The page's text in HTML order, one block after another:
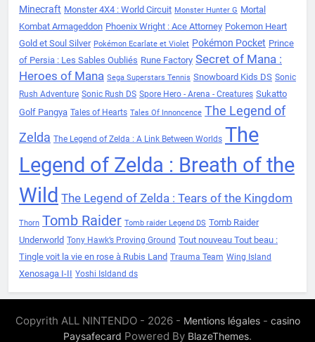
Minecraft Monster 4X4 : World Circuit Monster Hunter G Mortal
Kombat Armageddon Phoenix Wright : Ace Attorney Pokemon Heart
Gold et Soul Silver Pokémon Ecarlate et Violet Pokémon Pocket Prince
of Persia : Les Sables Oubliés Rune Factory Secret of Mana :
Heroes of Mana Sega Superstars Tennis Snowboard Kids DS Sonic
Rush Adventure Sonic Rush DS Spore Hero - Arena - Creatures Sukatto
Golf Pangya Tales of Hearts Tales Of Innoncence The Legend of
Zelda The Legend of Zelda : A Link Between Worlds The
Legend of Zelda : Breath of the
Wild The Legend of Zelda : Tears of the Kingdom
Thorn Tomb Raider Tomb raider Legend DS Tomb Raider
Underworld Tony Hawk’s Proving Ground Tout nouveau Tout beau :
Tingle voit la vie en rose à Rubis Land Trauma Team Wing Island
Xenosaga I-II Yoshi Isldand ds
Copyrith ALL NINTENDO - 2026 - Mentions légales- casino
Paysafecard Powered By BlazeThemes.